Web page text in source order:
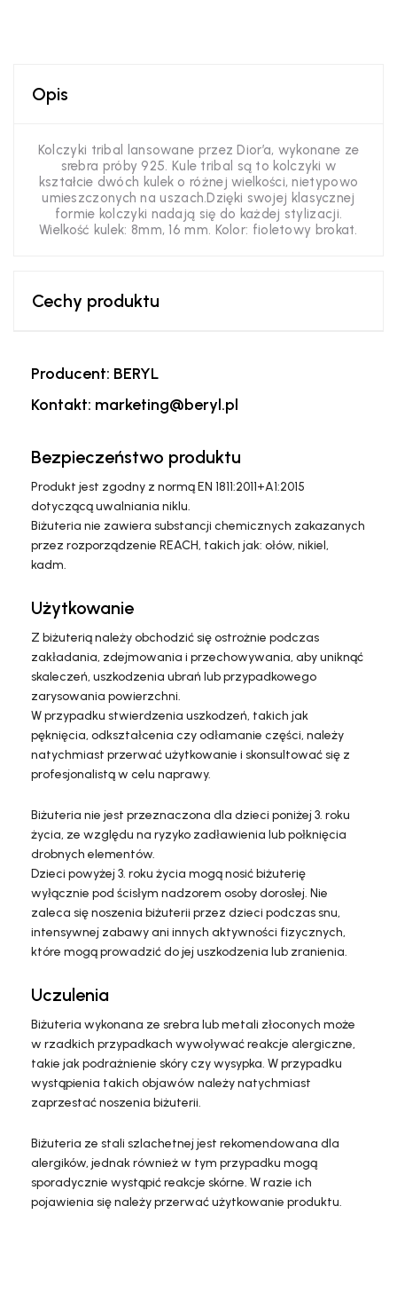
Opis
Kolczyki tribal lansowane przez Dior’a, wykonane ze
srebra próby 925. Kule tribal są to kolczyki w
kształcie dwóch kulek o różnej wielkości, nietypowo
umieszczonych na uszach.Dzięki swojej klasycznej
formie kolczyki nadają się do każdej stylizacji.
Wielkość kulek: 8mm, 16 mm. Kolor: fioletowy brokat.
Cechy produktu
Producent: BERYL
Kontakt: marketing@beryl.pl
Bezpieczeństwo produktu
Produkt jest zgodny z normą EN 1811:2011+A1:2015
dotyczącą uwalniania niklu.
Biżuteria nie zawiera substancji chemicznych zakazanych
przez rozporządzenie REACH, takich jak: ołów, nikiel,
kadm.
Użytkowanie
Z biżuterią należy obchodzić się ostrożnie podczas
zakładania, zdejmowania i przechowywania, aby uniknąć
skaleczeń, uszkodzenia ubrań lub przypadkowego
zarysowania powierzchni.
W przypadku stwierdzenia uszkodzeń, takich jak
pęknięcia, odkształcenia czy odłamanie części, należy
natychmiast przerwać użytkowanie i skonsultować się z
profesjonalistą w celu naprawy.
Biżuteria nie jest przeznaczona dla dzieci poniżej 3. roku
życia, ze względu na ryzyko zadławienia lub połknięcia
drobnych elementów.
Dzieci powyżej 3. roku życia mogą nosić biżuterię
wyłącznie pod ścisłym nadzorem osoby dorosłej. Nie
zaleca się noszenia biżuterii przez dzieci podczas snu,
intensywnej zabawy ani innych aktywności fizycznych,
które mogą prowadzić do jej uszkodzenia lub zranienia.
Uczulenia
Biżuteria wykonana ze srebra lub metali złoconych może
w rzadkich przypadkach wywoływać reakcje alergiczne,
takie jak podrażnienie skóry czy wysypka. W przypadku
wystąpienia takich objawów należy natychmiast
zaprzestać noszenia biżuterii.
Biżuteria ze stali szlachetnej jest rekomendowana dla
alergików, jednak również w tym przypadku mogą
sporadycznie wystąpić reakcje skórne. W razie ich
pojawienia się należy przerwać użytkowanie produktu.